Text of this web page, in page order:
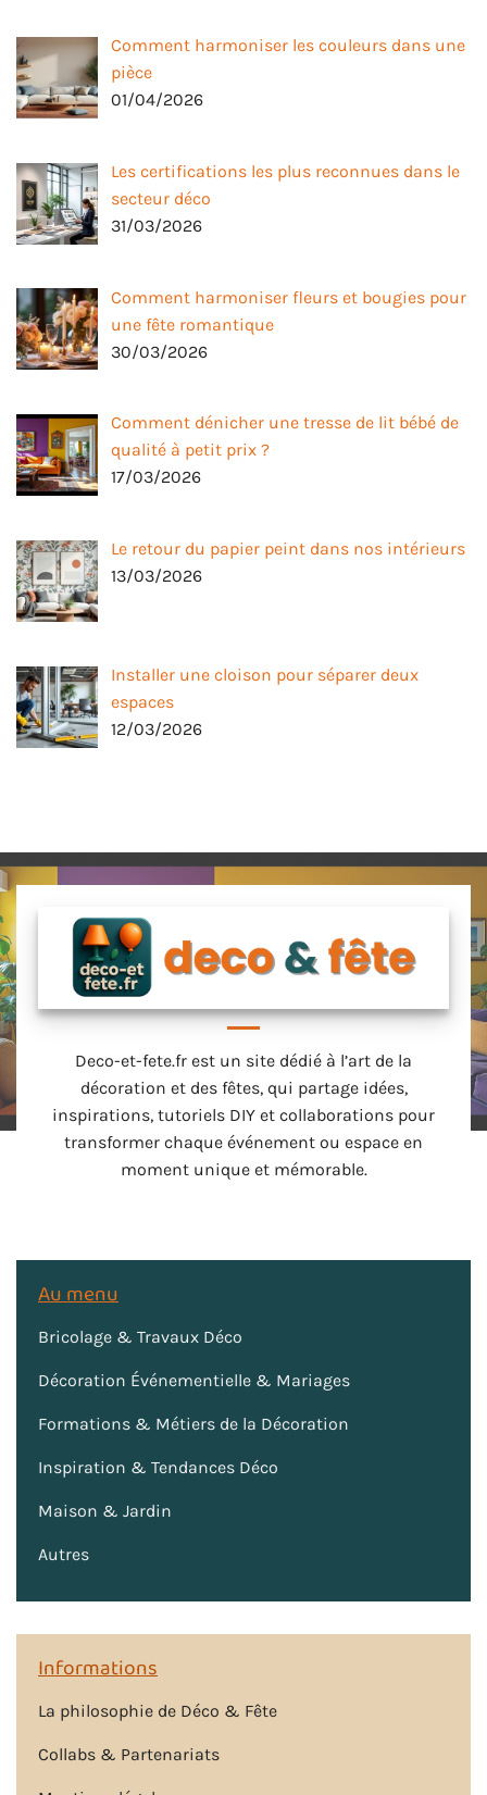
Comment harmoniser les couleurs dans une
pièce
01/04/2026
Les certifications les plus reconnues dans le
secteur déco
31/03/2026
Comment harmoniser fleurs et bougies pour
une fête romantique
30/03/2026
Comment dénicher une tresse de lit bébé de
qualité à petit prix ?
17/03/2026
Le retour du papier peint dans nos intérieurs
13/03/2026
Installer une cloison pour séparer deux
espaces
12/03/2026
Deco-et-fete.fr est un site dédié à l’art de la
décoration et des fêtes, qui partage idées,
inspirations, tutoriels DIY et collaborations pour
transformer chaque événement ou espace en
moment unique et mémorable.
Au menu
Bricolage & Travaux Déco
Décoration Événementielle & Mariages
Formations & Métiers de la Décoration
Inspiration & Tendances Déco
Maison & Jardin
Autres
Informations
La philosophie de Déco & Fête
Collabs & Partenariats